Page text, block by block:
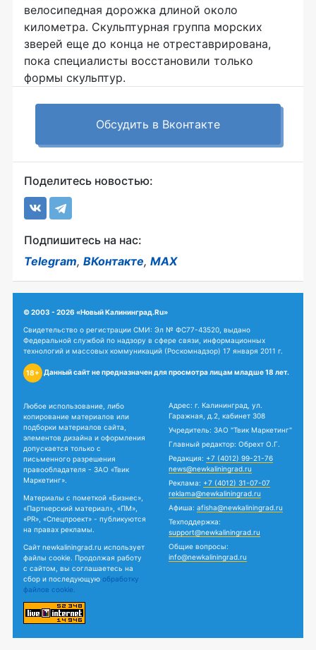
велосипедная дорожка длиной около
километра. Скульптурная группа морских
зверей еще до конца не отреставрирована,
пока специалисты восстановили только
формы скульптур.
Обсудить в Вконтакте
Поделитесь новостью:
Подпишитесь на нас:
Telegram, ВКонтакте, MAX
© 2003 - 2026 «Новый Калининград.Ru»
Свидетельство о регистрации СМИ: Эл № ФС77-43520, выдано
Федеральной службой по надзору в сфере связи, информационных
технологий и массовых коммуникаций (Роскомнадзор) 17 января 2011 г.
18+ Данный сайт не предназначен для просмотра лицам младше 18 лет.
Любое использование, либо
копирование материалов или
подборки материалов сайта,
элементов дизайна и оформления
допускается только с
письменного разрешения
правообладателя - ЗАО «Твик
Маркетинг».
Материалы с пометкой «Бизнес»,
«Партнерский материал», «ПМ»,
«PR», «Спецпроект» - публикуются
на правах рекламы.
Сайт newkaliningrad.ru использует
файлы cookie. Продолжая работу
с сайтом, вы соглашаетесь на
сбор и последующую обработку
файлов cookie.
Адрес: г. Калининград, ул.
Гаражная, д.2, кабинет 308
Учредитель: ЗАО "Твик Маркетинг"
Главный редактор: Обрехт О.Г.
Редакция: +7 (4012) 99-21-76
news@newkaliningrad.ru
Реклама: +7 (4012) 31-07-07
reklama@newkaliningrad.ru
Афиша: afisha@newkaliningrad.ru
Техподдержка:
support@newkaliningrad.ru
Общие вопросы:
info@newkaliningrad.ru